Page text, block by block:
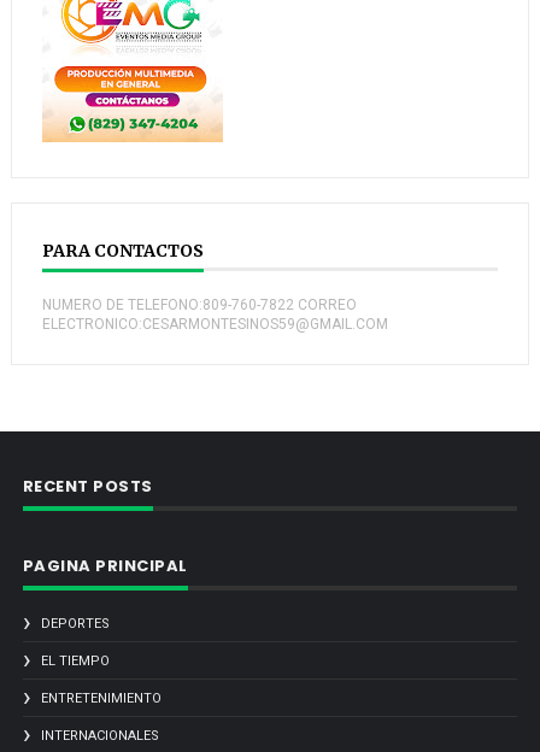
PARA CONTACTOS
NUMERO DE TELEFONO:809-760-7822 CORREO
ELECTRONICO:CESARMONTESINOS59@GMAIL.COM
RECENT POSTS
PAGINA PRINCIPAL
DEPORTES
EL TIEMPO
ENTRETENIMIENTO
INTERNACIONALES